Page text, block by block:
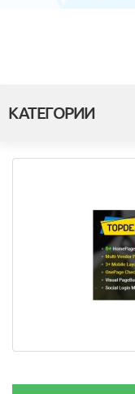
КАТЕГОРИИ
Интеграция с 1с